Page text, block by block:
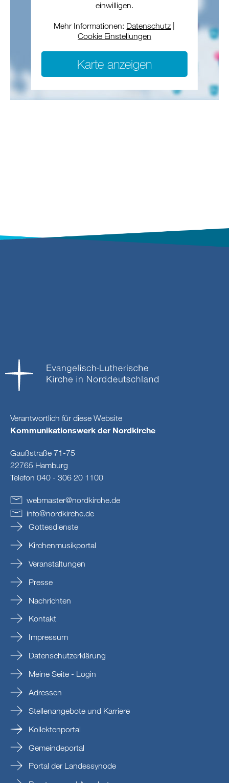
einwilligen.
Mehr Informationen: Datenschutz
Cookie Einstellungen
Karte anzeigen
Verantwortlich für diese Website
Kommunikationswerk der Nordkirche
Gaußstraße 71-75
22765 Hamburg
Telefon 040 - 306 20 1100
webmaster@nordkirche.de
info@nordkirche.de
Gottesdienste
Kirchenmusikportal
Veranstaltungen
Presse
Nachrichten
Kontakt
Impressum
Datenschutzerklärung
Meine Seite - Login
Adressen
Stellenangebote und Karriere
Kollektenportal
Gemeindeportal
Portal der Landessynode